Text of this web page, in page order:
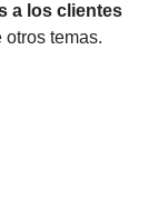
a los clientes
otros temas.